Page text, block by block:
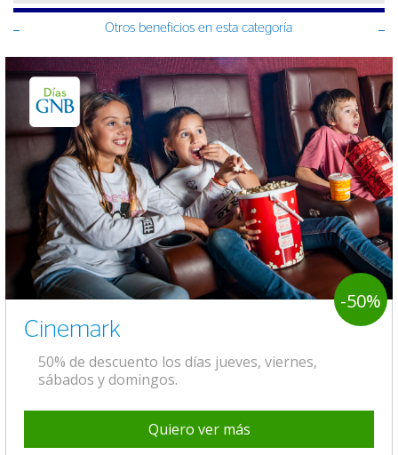
Otros beneficios en esta categoría
-50%
Cinemark
50% de descuento los días jueves, viernes,
sábados y domingos.
Quiero ver más